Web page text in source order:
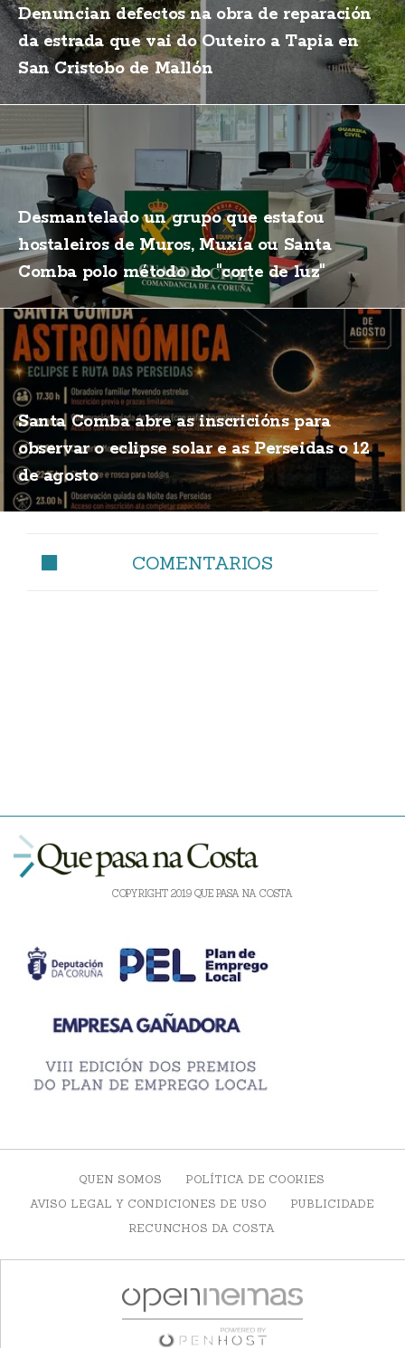
Denuncian defectos na obra de reparación
da estrada que vai do Outeiro a Tapia en
San Cristobo de Mallón
Desmantelado un grupo que estafou
hostaleiros de Muros, Muxía ou Santa
Comba polo método do "corte de luz"
Santa Comba abre as inscricións para
observar o eclipse solar e as Perseidas o 12
de agosto
COMENTARIOS
COPYRIGHT 2019 QUE PASA NA COSTA
QUEN SOMOS
POLÍTICA DE COOKIES
AVISO LEGAL Y CONDICIONES DE USO
PUBLICIDADE
RECUNCHOS DA COSTA